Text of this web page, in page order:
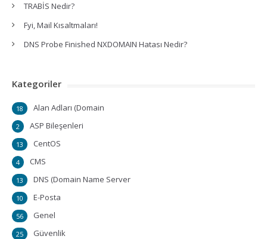
TRABİS Nedir?
Fyi, Mail Kısaltmaları!
DNS Probe Finished NXDOMAIN Hatası Nedir?
Kategoriler
Alan Adları (Domain
18
ASP Bileşenleri
2
CentOS
13
CMS
4
DNS (Domain Name Server
13
E-Posta
10
Genel
56
Güvenlik
25